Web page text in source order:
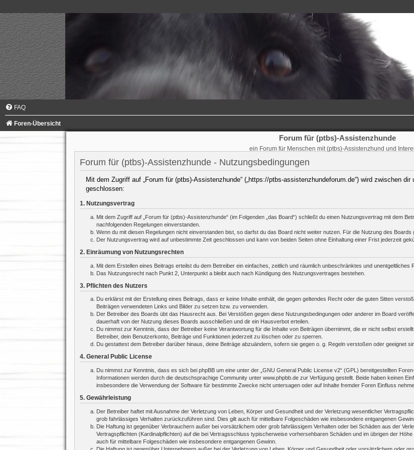
FAQ
Foren-Übersicht
Forum für (ptbs)-Assistenzhunde
ein Forum für Menschen mit (ptbs)-Assistenzhund und
Forum für (ptbs)-Assistenzhunde - Nutzungsbedingungen
Mit dem Zugriff auf „Forum für (ptbs)-Assistenzhunde“ („https://ptbs-assistenzhundeforum.de“) wird zwischen
geschlossen:
1. Nutzungsvertrag
Mit dem Zugriff auf „Forum für (ptbs)-Assistenzhunde“ (im Folgenden „das Board“) schließt du einen Nutzungsvertrag mit dem
nachfolgenden Regelungen einverstanden.
Wenn du mit diesen Regelungen nicht einverstanden bist, so darfst du das Board nicht weiter nutzen. Für die Nutzung des Boards
Der Nutzungsvertrag wird auf unbestimmte Zeit geschlossen und kann von beiden Seiten ohne Einhaltung einer Frist jederzeit
2. Einräumung von Nutzungsrechten
Mit dem Erstellen eines Beitrags erteilst du dem Betreiber ein einfaches, zeitlich und räumlich unbeschränktes und unentgeltliches
Das Nutzungsrecht nach Punkt 2, Unterpunkt a bleibt auch nach Kündigung des Nutzungsvertrages bestehen.
3. Pflichten des Nutzers
Du erklärst mit der Erstellung eines Beitrags, dass er keine Inhalte enthält, die gegen geltendes Recht oder die guten Sitten
Beiträgen verwendeten Links und Bilder zu setzen bzw. zu verwenden.
Der Betreiber des Boards übt das Hausrecht aus. Bei Verstößen gegen diese Nutzungsbedingungen oder anderer im Board
dauerhaft von der Nutzung dieses Boards ausschließen und dir ein Hausverbot erteilen.
Du nimmst zur Kenntnis, dass der Betreiber keine Verantwortung für die Inhalte von Beiträgen übernimmt, die er nicht selbst
Betreiber, dein Benutzerkonto, Beiträge und Funktionen jederzeit zu löschen oder zu sperren.
Du gestattest dem Betreiber darüber hinaus, deine Beiträge abzuändern, sofern sie gegen o. g. Regeln verstoßen oder geeignet
4. General Public License
Du nimmst zur Kenntnis, dass es sich bei phpBB um eine unter der „ GNU General Public License v2“ (GPL) bereitgestellten
Informationen werden durch die deutschsprachige Community unter www.phpbb.de zur Verfügung gestellt. Beide haben keinen
insbesondere die Verwendung der Software für bestimmte Zwecke nicht untersagen oder auf Inhalte fremder Foren Einfluss
5. Gewährleistung
Der Betreiber haftet mit Ausnahme der Verletzung von Leben, Körper und Gesundheit und der Verletzung wesentlicher
grob fahrlässiges Verhalten zurückzuführen sind. Dies gilt auch für mittelbare Folgeschäden wie insbesondere entgangenen
Die Haftung ist gegenüber Verbrauchern außer bei vorsätzlichem oder grob fahrlässigem Verhalten oder bei Schäden aus der
Vertragspflichten (Kardinalpflichten) auf die bei Vertragsschluss typischerweise vorhersehbaren Schäden und im übrigen der
auch für mittelbare Folgeschäden wie insbesondere entgangenen Gewinn.